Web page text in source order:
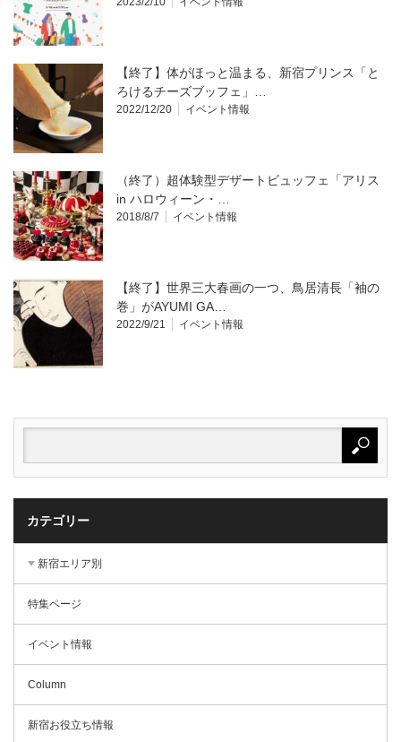
【終了】体がほっと温まる、新宿プリンス「と
ろけるチーズブッフェ」…
2022/12/20 イベント情報
（終了）超体験型デザートビュッフェ「アリス
in ハロウィーン・…
2018/8/7 イベント情報
【終了】世界三大春画の一つ、鳥居清長「袖の
巻」がAYUMI GA…
2022/9/21 イベント情報
カテゴリー
新宿エリア別
特集ページ
イベント情報
Column
新宿お役立ち情報